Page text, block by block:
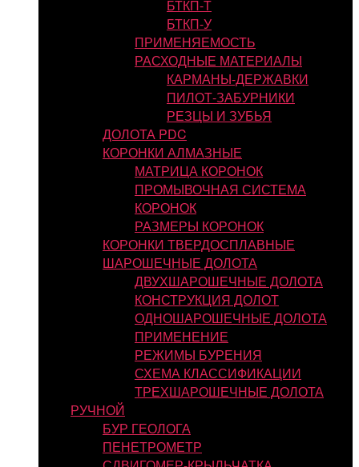
БТКП-Т
БТКП-У
ПРИМЕНЯЕМОСТЬ
РАСХОДНЫЕ МАТЕРИАЛЫ
КАРМАНЫ-ДЕРЖАВКИ
ПИЛОТ-ЗАБУРНИКИ
РЕЗЦЫ И ЗУБЬЯ
ДОЛОТА PDC
КОРОНКИ АЛМАЗНЫЕ
МАТРИЦА КОРОНОК
ПРОМЫВОЧНАЯ СИСТЕМА
КОРОНОК
РАЗМЕРЫ КОРОНОК
КОРОНКИ ТВЕРДОСПЛАВНЫЕ
ШАРОШЕЧНЫЕ ДОЛОТА
ДВУХШАРОШЕЧНЫЕ ДОЛОТА
КОНСТРУКЦИЯ ДОЛОТ
ОДНОШАРОШЕЧНЫЕ ДОЛОТА
ПРИМЕНЕНИЕ
РЕЖИМЫ БУРЕНИЯ
СХЕМА КЛАССИФИКАЦИИ
ТРЕХШАРОШЕЧНЫЕ ДОЛОТА
РУЧНОЙ
БУР ГЕОЛОГА
ПЕНЕТРОМЕТР